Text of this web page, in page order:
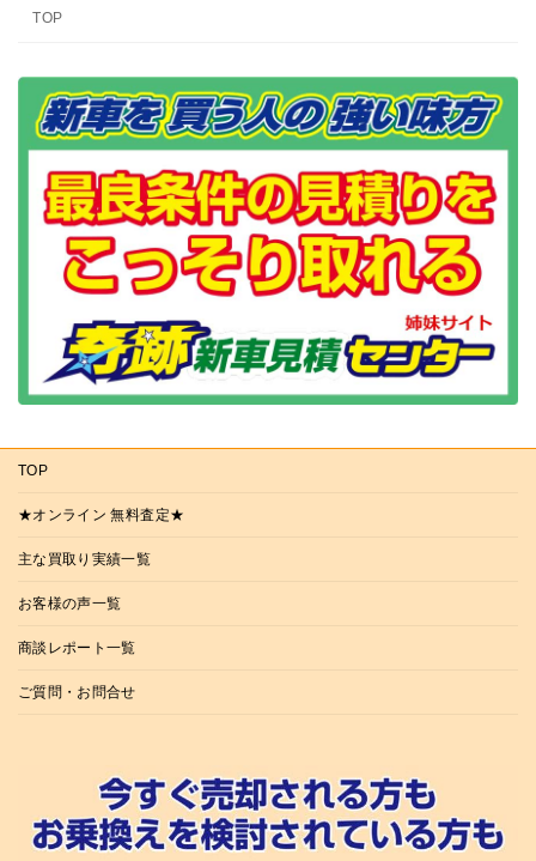
TOP
TOP
★オンライン 無料査定★
主な買取り実績一覧
お客様の声一覧
商談レポート一覧
ご質問・お問合せ